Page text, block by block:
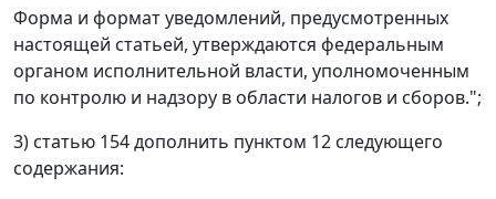
Форма и формат уведомлений, предусмотренных
настоящей статьей, утверждаются федеральным
органом исполнительной власти, уполномоченным
по контролю и надзору в области налогов и сборов.";
3) статью 154 дополнить пунктом 12 следующего
содержания: